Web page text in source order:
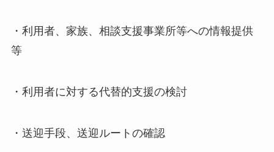
・利用者、家族、相談支援事業所等への情報提供
等
・利用者に対する代替的支援の検討
・送迎手段、送迎ルートの確認